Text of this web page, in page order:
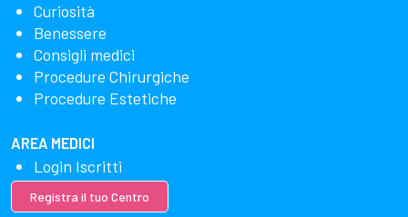
Curiosità
Benessere
Consigli medici
Procedure Chirurgiche
Procedure Estetiche
AREA MEDICI
Login Iscritti
Registra il tuo Centro